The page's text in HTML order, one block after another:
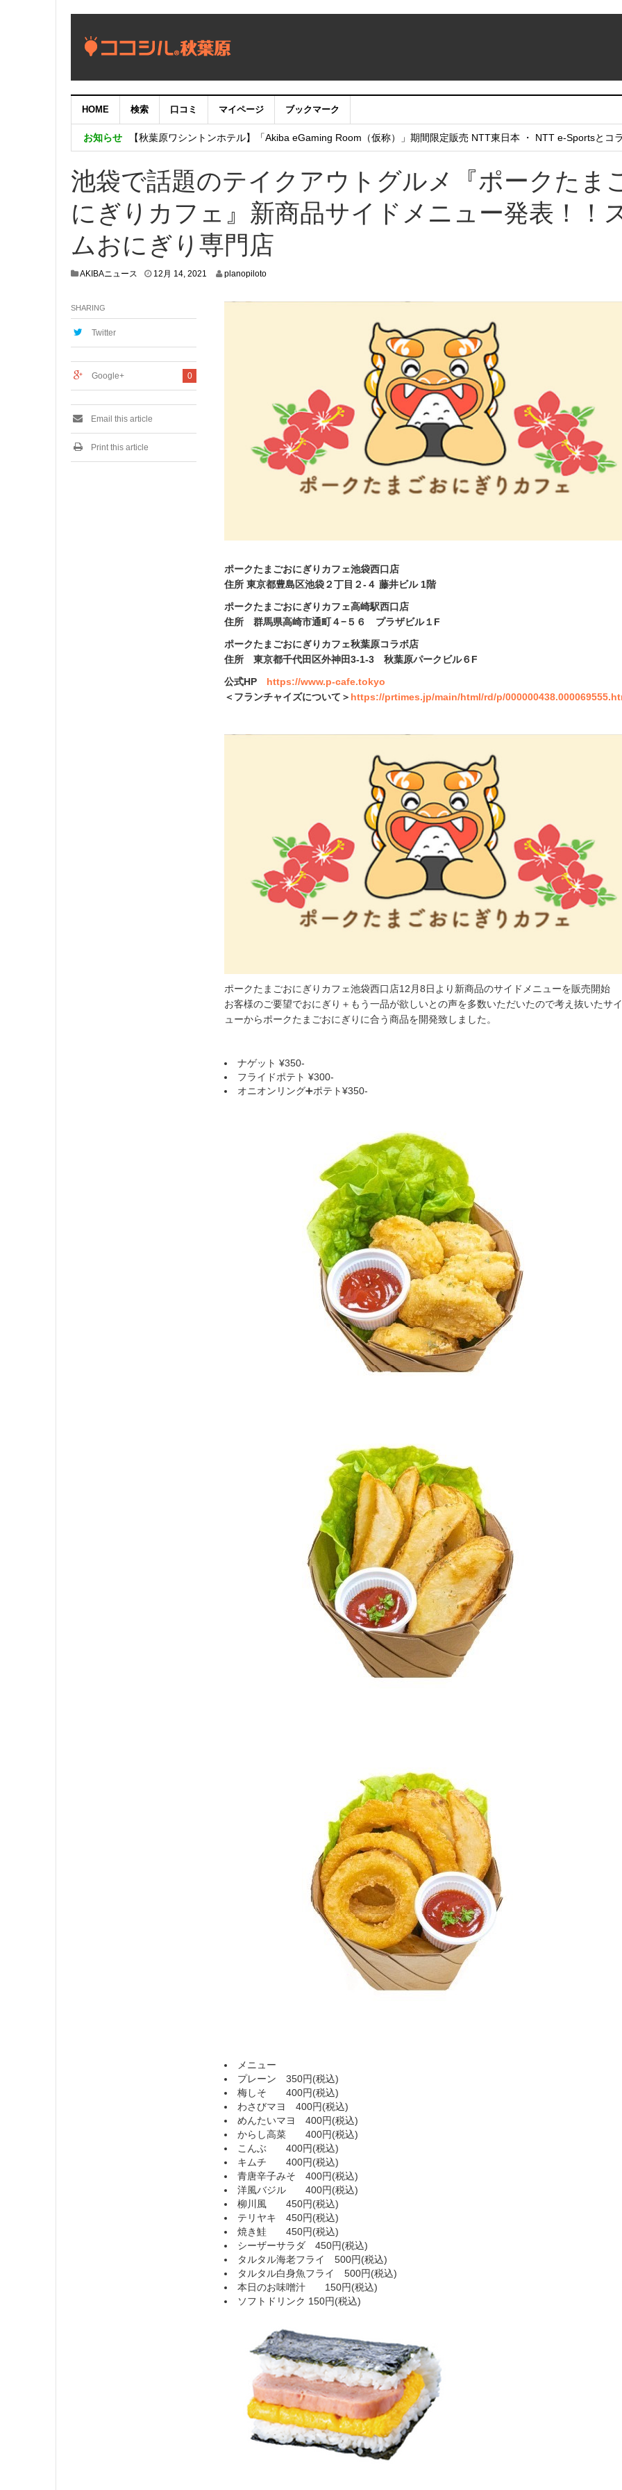
HOME 検索 口コミ マイページ ブックマーク
お知らせ
【重要：9月5日（火）22時】ココシル：アカウントサービス移行のお知らせ
【秋葉原ワシントンホテル】「Akiba eGaming Room（仮称）」期間限定販売 NTT東日本 ・ NTT e-Sportsとコ
池袋で話題のテイクアウトグルメ『ポークたま
にぎりカフェ』新商品サイドメニュー発表！！
ムおにぎり専門店
AKIBAニュース 12月 14, 2021 planopiloto
ポークたまごおにぎりカフェ池袋西口店
住所 東京都豊島区池袋２丁目２-４ 藤井ビル 1階
ポークたまごおにぎりカフェ高崎駅西口店
住所 群馬県高崎市通町４−５６ プラザビル１F
ポークたまごおにぎりカフェ秋葉原コラボ店
住所 東京都千代田区外神田3-1-3 秋葉原パークビル６F
公式HP https://www.p-cafe.tokyo
＜フランチャイズについて＞ https://prtimes.jp/main/html/rd/p/
ポークたまごおにぎりカフェ池袋西口店12月8日より新商品のサイドメニューを販売開始
お客様のご要望でおにぎり＋もう一品が欲しいとの声を多数いただいたので考え抜いたサ
ューからポークたまごおにぎりに合う商品を開発致しました。
ナゲット ¥350-
フライドポテト ¥300-
オニオンリング➕ポテト¥350-
メニュー
プレーン 350円(税込)
梅しそ 400円(税込)
わさびマヨ 400円(税込)
めんたいマヨ 400円(税込)
からし高菜 400円(税込)
こんぶ 400円(税込)
キムチ 400円(税込)
青唐辛子みそ 400円(税込)
洋風バジル 400円(税込)
柳川風 450円(税込)
テリヤキ 450円(税込)
焼き鮭 450円(税込)
シーザーサラダ 450円(税込)
タルタル海老フライ 500円(税込)
タルタル白身魚フライ 500円(税込)
本日のお味噌汁 150円(税込)
ソフトドリンク 150円(税込)
SHARING
Twitter
0
Google+
Email this article
Print this article